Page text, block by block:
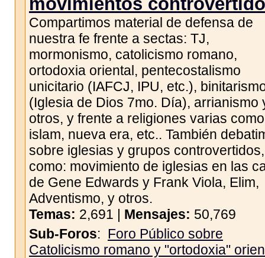
Compartimos material de defensa de
nuestra fe frente a sectas: TJ,
mormonismo, catolicismo romano,
ortodoxia oriental, pentecostalismo
unicitario (IAFCJ, IPU, etc.),
(Iglesia de Dios 7mo. Día), arrianismo
otros, y frente a religiones varias como
islam, nueva era, etc.. También
sobre iglesias y grupos controvertidos,
como: movimiento de iglesias en las
de Gene Edwards y Frank Viola, Elim,
Adventismo, y otros.
Temas: 2,691 | Mensajes: 50,769
Sub-Foros: Foro Público sobre
Catolicismo romano y "ortodoxia"